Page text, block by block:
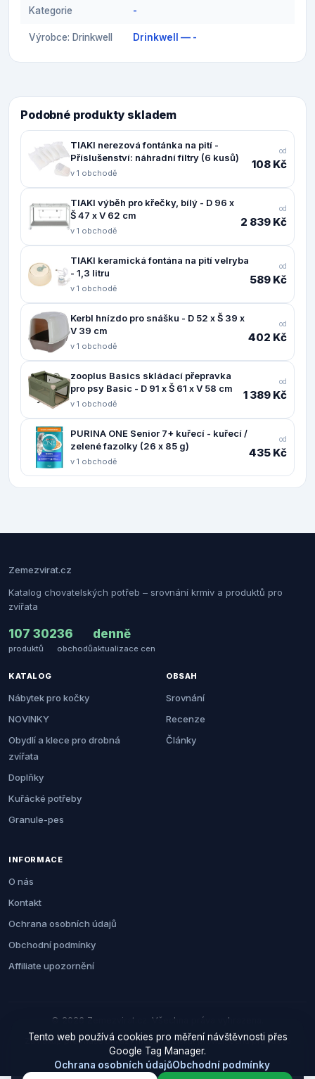
Kategorie -
Výrobce: Drinkwell Drinkwell — -
Podobné produkty skladem
TIAKI nerezová fontánka na pití -
Příslušenství: náhradní filtry (6 kusů)
v 1 obchodě
od
108 Kč
TIAKI výběh pro křečky, bílý - D 96 x
Š 47 x V 62 cm
v 1 obchodě
od
2 839 Kč
TIAKI keramická fontána na pití velryba
- 1,3 litru
v 1 obchodě
od
589 Kč
Kerbl hnízdo pro snášku - D 52 x Š 39 x
V 39 cm
v 1 obchodě
od
402 Kč
zooplus Basics skládací přepravka
pro psy Basic - D 91 x Š 61 x V 58 cm
v 1 obchodě
od
1 389 Kč
PURINA ONE Senior 7+ kuřecí - kuřecí /
zelené fazolky (26 x 85 g)
v 1 obchodě
od
435 Kč
Zemezvirat.cz
Katalog chovatelských potřeb – srovnání krmiv a produktů pro
zvířata
107 302
produktů
36
obchodů
denně
aktualizace cen
KATALOG
Nábytek pro kočky
NOVINKY
Obydlí a klece pro drobná
zvířata
Doplňky
Kuřácké potřeby
Granule-pes
OBSAH
Srovnání
Recenze
Články
INFORMACE
O nás
Kontakt
Ochrana osobních údajů
Obchodní podmínky
Affiliate upozornění
© 2026 Zemezvirat.cz. Všechna práva vyhrazena.
Za nákup přes naše odkazy můžeme získat provizi. Cenu pro vás to
neovlivní.
Tento web používá cookies pro měření návštěvnosti přes
Google Tag Manager.
Ochrana osobních údajůObchodní podmínky